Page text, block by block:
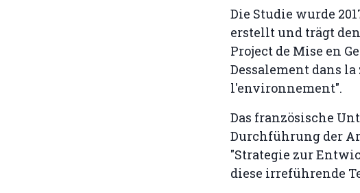
Die Studie wurde
erstellt und trägt
Project de Mise en
Dessalement dans la
l'environnement".
Das französische
Durchführung der
"Strategie zur
diese irreführende